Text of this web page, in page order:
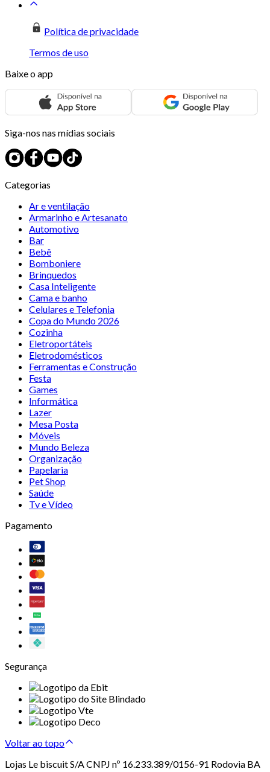
Política de privacidade
Termos de uso
Baixe o app
Siga-nos nas mídias sociais
Categorias
Ar e ventilação
Armarinho e Artesanato
Automotivo
Bar
Bebê
Bomboniere
Brinquedos
Casa Inteligente
Cama e banho
Celulares e Telefonia
Copa do Mundo 2026
Cozinha
Eletroportáteis
Eletrodomésticos
Ferramentas e Construção
Festa
Games
Informática
Lazer
Mesa Posta
Móveis
Mundo Beleza
Organização
Papelaria
Pet Shop
Saúde
Tv e Vídeo
Pagamento
Segurança
Voltar ao topo
Lojas Le biscuit S/A CNPJ nº 16.233.389/0156-91 Rodovia BA